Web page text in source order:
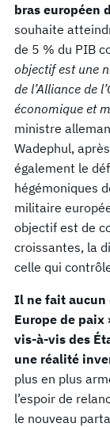
bras européen
souhaite
de 5 % du PIB
objectif est une
de l’Alliance de
économique et
ministre
Wadephul,
également le
hégémoniques
militaire
objectif est de
croissantes, la
celle qui
Il ne fait aucun
Europe de paix
vis-à-vis des
une réalité
plus en plus
l’espoir de
le nouveau